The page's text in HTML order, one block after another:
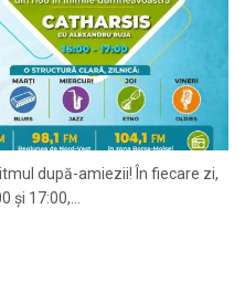
după-amiezii! În fiecare zi,
și 17:00,...